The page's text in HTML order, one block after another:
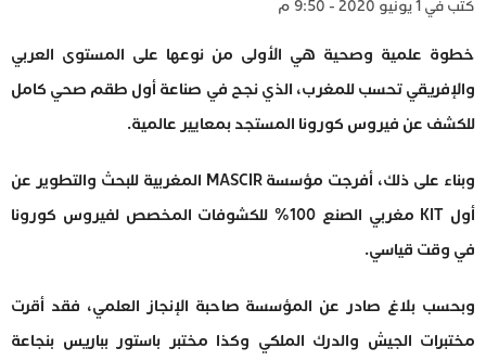
كتب في 1 يونيو 2020 - 9:50 م
خطوة علمية وصحية هي الأولى من نوعها على المستوى العربي
والإفريقي تحسب للمغرب، الذي نجح في صناعة أول طقم صحي كامل
للكشف عن فيروس كورونا المستجد بمعايير عالمية.
وبناء على ذلك، أفرجت مؤسسة MASCIR المغربية للبحث والتطوير عن
أول KIT مغربي الصنع 100% للكشوفات المخصص لفيروس كورونا
في وقت قياسي.
وبحسب بلاغ صادر عن المؤسسة صاحبة الإنجاز العلمي، فقد أقرت
مختبرات الجيش والدرك الملكي وكذا مختبر باستور بباريس بنجاعة